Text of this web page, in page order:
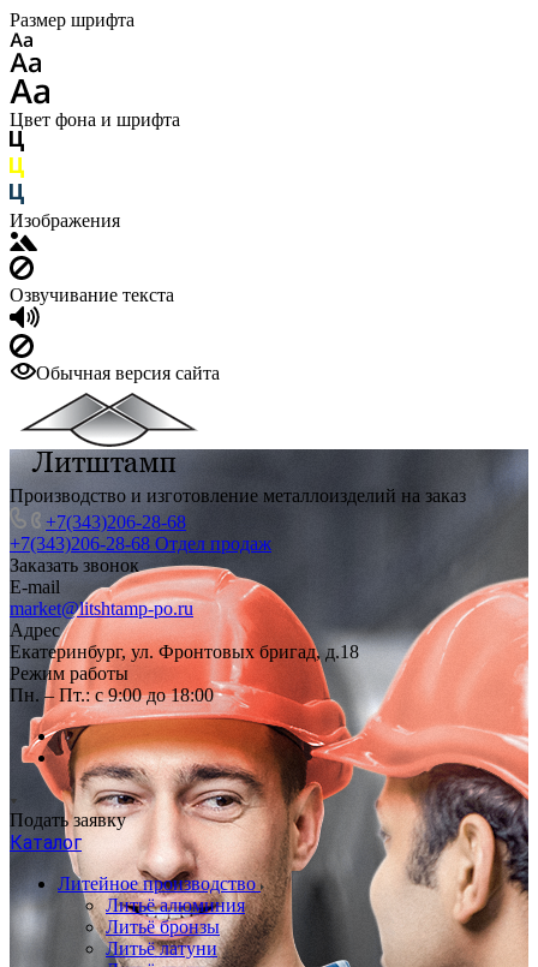
Размер шрифта
Цвет фона и шрифта
Изображения
Озвучивание текста
Обычная версия сайта
Производство и изготовление металлоизделий на заказ
+7(343)206-28-68
+7(343)206-28-68 Отдел продаж
Заказать звонок
E-mail
market@litshtamp-po.ru
Адрес
Екатеринбург, ул. Фронтовых бригад, д.18
Режим работы
Пн. – Пт.: с 9:00 до 18:00
Подать заявку
Каталог
Литейное производство
Литьё алюминия
Литьё бронзы
Литьё латуни